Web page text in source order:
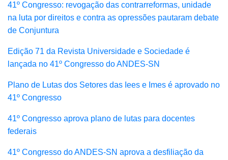
41º Congresso: revogação das contrarreformas, unidade
na luta por direitos e contra as opressões pautaram debate
de Conjuntura
Edição 71 da Revista Universidade e Sociedade é
lançada no 41º Congresso do ANDES-SN
Plano de Lutas dos Setores das Iees e Imes é aprovado no
41º Congresso
41º Congresso aprova plano de lutas para docentes
federais
41º Congresso do ANDES-SN aprova a desfiliação da